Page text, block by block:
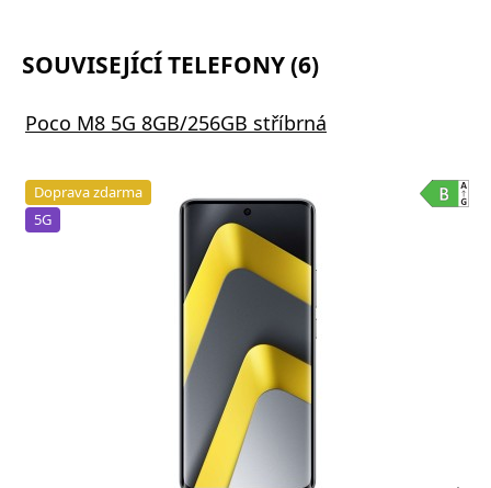
SOUVISEJÍCÍ TELEFONY (6)
Poco M8 5G 8GB/256GB stříbrná
Doprava zdarma
5G